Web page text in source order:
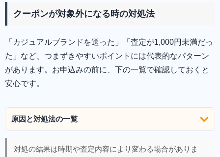
クーポンが対象外になる時の対処法
「カジュアルブランドを送った」「査定が1,000円未満だっ
た」など、つまずきやすいポイントには代表的なパターン
があります。お申込みの前に、下の一覧で確認しておくと
安心です。
原因と対処法の一覧
対処の結果は時期や査定内容により変わる場合がありま